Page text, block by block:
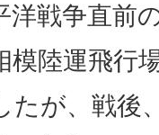
洋戦争直前
模陸運飛行
たが、戦後